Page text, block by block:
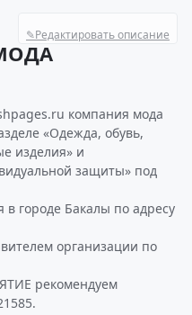
✎Редактировать описание
компания мода
«Одежда, обувь,
изделия» и
защиты» под
городе Бакалы по адресу
организации по
рекомендуем